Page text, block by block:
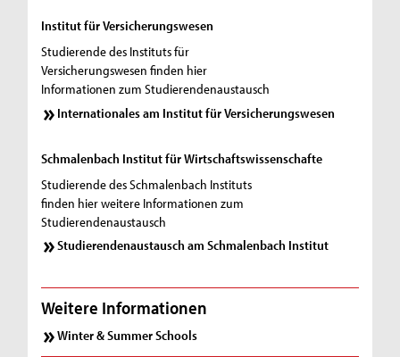
c
h
t
s
i
s
s
e
n
s
Institut für Versicherungswesen
Studierende des Instituts für
Versicherungswesen finden hier
Informationen zum Studierendenaustausch
Internationales am Institut für Versicherungswesen
Schmalenbach Institut für Wirtschaftswissenschafte
Studierende des Schmalenbach Instituts
finden hier weitere Informationen zum
Studierendenaustausch
Studierendenaustausch am Schmalenbach Institut
Weitere Informationen
Winter & Summer Schools